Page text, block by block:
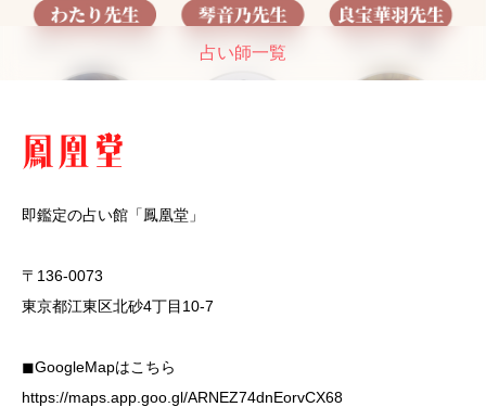
占い師一覧
即鑑定の占い館「鳳凰堂」
〒136-0073
東京都江東区北砂4丁目10-7
◼︎GoogleMapはこちら
https://maps.app.goo.gl/ARNEZ74dnEorvCX68